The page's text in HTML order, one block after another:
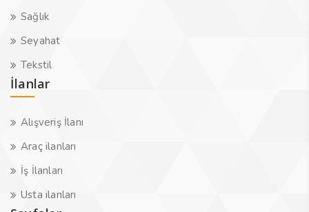
Sağlık
Seyahat
Tekstil
İlanlar
Alışveriş İlanı
Araç ilanları
İş İlanları
Usta ilanları